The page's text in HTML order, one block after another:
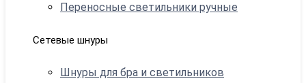
Переносные светильники ручные
Сетевые шнуры
Шнуры для бра и светильников